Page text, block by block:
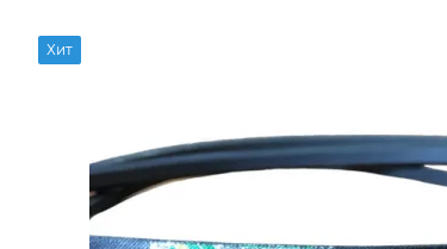
Хит